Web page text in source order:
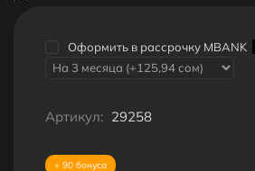
Оформить в рассрочку MBANK
Артикул: 29258
+ 90 бонуса